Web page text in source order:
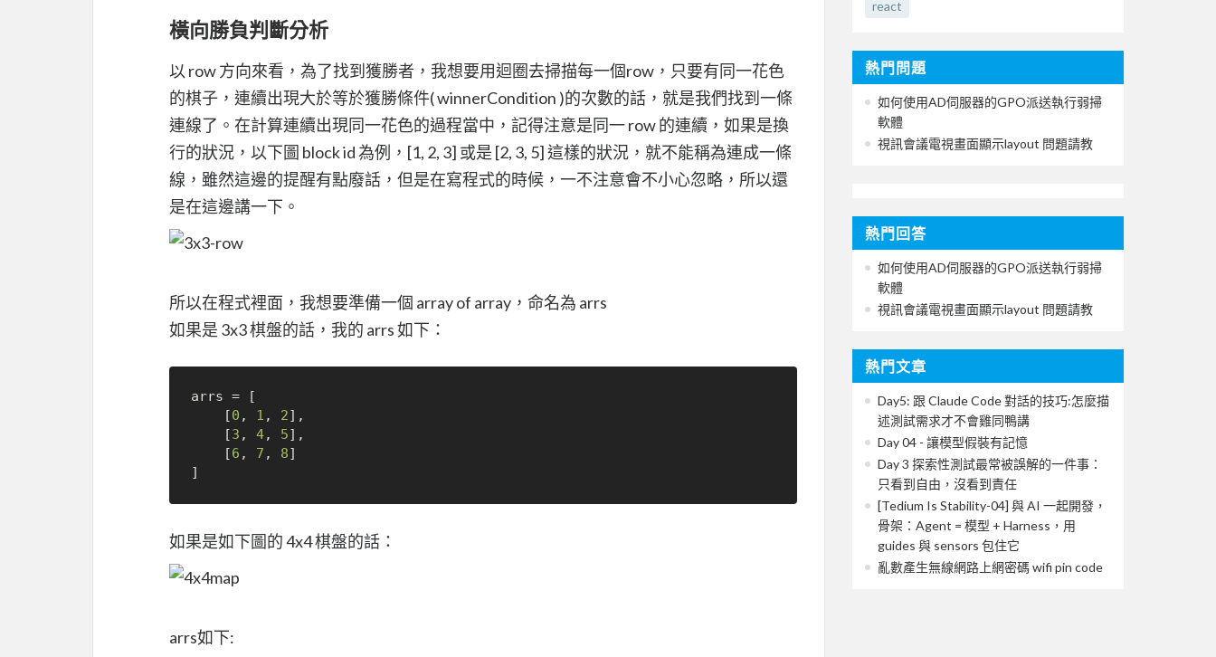
橫向勝負判斷分析
以 row 方向來看，為了找到獲勝者，我想要用迴圈去掃描每一個row，只要有同一花色
的棋子，連續出現大於等於獲勝條件( winnerCondition )的次數的話，就是我們找到一條
連線了。在計算連續出現同一花色的過程當中，記得注意是同一 row 的連續，如果是換
行的狀況，以下圖 block id 為例，[1, 2, 3] 或是 [2, 3, 5] 這樣的狀況，就不能稱為連成一條
線，雖然這邊的提醒有點廢話，但是在寫程式的時候，一不注意會不小心忽略，所以還
是在這邊講一下。
所以在程式裡面，我想要準備一個 array of array，命名為 arrs
如果是 3x3 棋盤的話，我的 arrs 如下：
arrs = [
    [
0 , 1 , 2],
    [
3 , 4, 5],
    [
6 , 7 , 8]
如果是如下圖的 4x4 棋盤的話：
arrs如下:
react
熱門問題
如何使用AD伺服器的GPO派送執行弱掃
軟體
視訊會議電視畫面顯示layout 問題請教
熱門回答
如何使用AD伺服器的GPO派送執行弱掃
軟體
視訊會議電視畫面顯示layout 問題請教
熱門文章
Day5: 跟 Claude Code 對話的技巧:怎麼描
述測試需求才不會雞同鴨講
Day 04 - 讓模型假裝有記憶
Day 3 探索性測試最常被誤解的一件事：
只看到自由，沒看到責任
[Tedium Is Stability-04] 與 AI 一起開發，
骨架：Agent = 模型 + Harness，用
guides 與 sensors 包住它
亂數產生無線網路上網密碼 wifi pin code